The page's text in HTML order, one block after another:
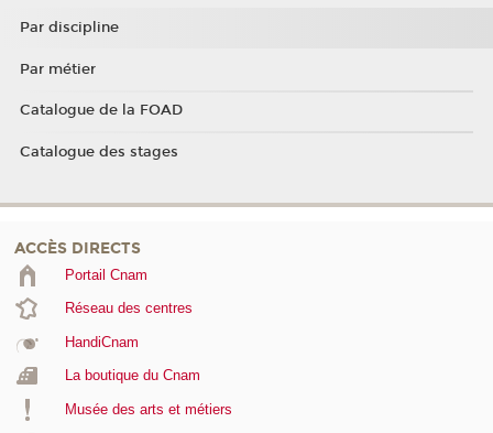
Par discipline
Par métier
Catalogue de la FOAD
Catalogue des stages
ACCÈS DIRECTS
Portail Cnam
Réseau des centres
HandiCnam
La boutique du Cnam
Musée des arts et métiers